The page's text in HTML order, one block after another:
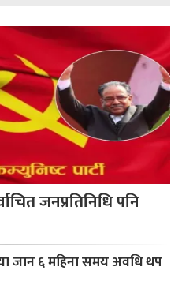
जनप्रतिनिधि पनि
जान ६ महिना समय अवधि थप